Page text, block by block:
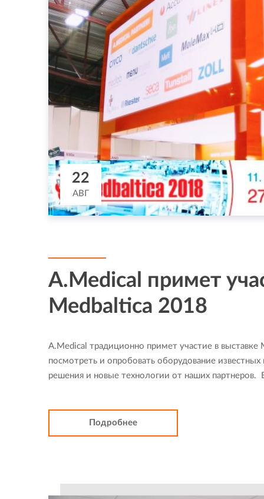
22
АВГ
A.Medical примет
Medbaltica 2018
A.Medical традиционно примет участие в
посмотреть и опробовать оборудование
решения и новые технологии от наших партнеров.
Подробнее